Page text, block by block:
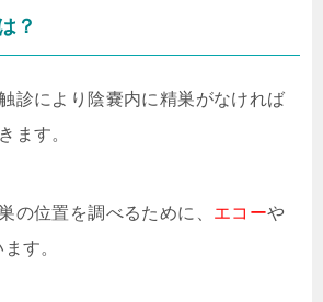
？
診により陰嚢内に精巣がなければ
ます。
の位置を調べるために、 エコーや
す。